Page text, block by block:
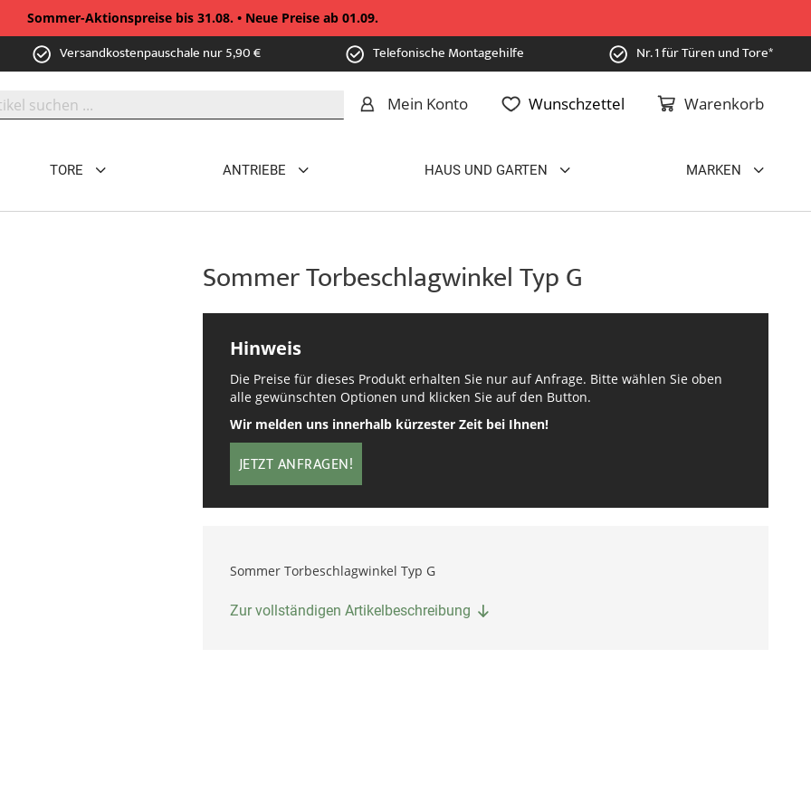
Sommer-Aktionspreise bis 31.08. • Neue Preise ab 01.09.
Versandkostenpauschale nur 5,90 € Telefonische Montagehilfe Nr. 1 für Türen und Tore*
Warenkorb
Mein Konto Wunschzettel
TORE ANTRIEBE HAUS UND GARTEN MARKEN
Sommer Torbeschlagwinkel Typ G
Hinweis
Die Preise für dieses Produkt erhalten Sie nur auf Anfrage. Bitte wählen Sie oben
alle gewünschten Optionen und klicken Sie auf den Button.
Wir melden uns innerhalb kürzester Zeit bei Ihnen!
JETZT ANFRAGEN!
Sommer Torbeschlagwinkel Typ G
Zur vollständigen Artikelbeschreibung